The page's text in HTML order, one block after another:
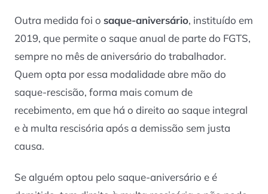
Outra medida foi o saque-aniversário, instituído em
2019, que permite o saque anual de parte do FGTS,
sempre no mês de aniversário do trabalhador.
Quem opta por essa modalidade abre mão do
saque-rescisão, forma mais comum de
recebimento, em que há o direito ao saque integral
e à multa rescisória após a demissão sem justa
causa.
Se alguém optou pelo saque-aniversário e é